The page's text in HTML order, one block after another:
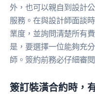
外，也可以親自到設計
服務。在與設計師面談
業度，並詢問清楚所有
是，要選擇一位能夠充
師。簽約前務必仔細審
簽訂裝潢合約時，